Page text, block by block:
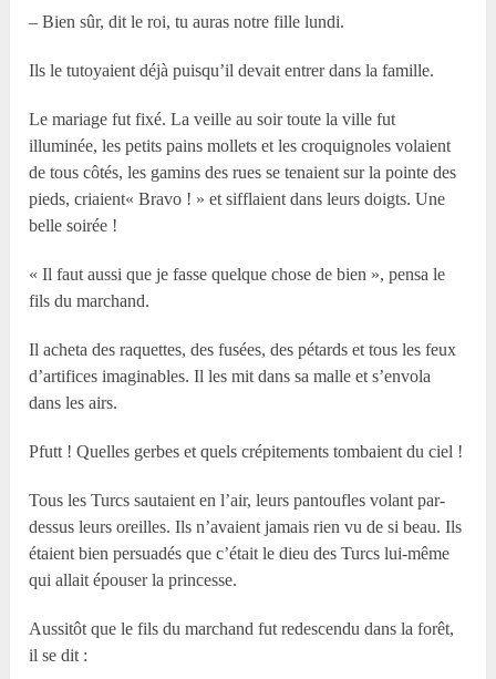
– Bien sûr, dit le roi, tu auras notre fille lundi.
Ils le tutoyaient déjà puisqu’il devait entrer dans la famille.
Le mariage fut fixé. La veille au soir toute la ville fut
illuminée, les petits pains mollets et les croquignoles volaient
de tous côtés, les gamins des rues se tenaient sur la pointe des
pieds, criaient« Bravo ! » et sifflaient dans leurs doigts. Une
belle soirée !
« Il faut aussi que je fasse quelque chose de bien », pensa le
fils du marchand.
Il acheta des raquettes, des fusées, des pétards et tous les feux
d’artifices imaginables. Il les mit dans sa malle et s’envola
dans les airs.
Pfutt ! Quelles gerbes et quels crépitements tombaient du ciel !
Tous les Turcs sautaient en l’air, leurs pantoufles volant par-
dessus leurs oreilles. Ils n’avaient jamais rien vu de si beau. Ils
étaient bien persuadés que c’était le dieu des Turcs lui-même
qui allait épouser la princesse.
Aussitôt que le fils du marchand fut redescendu dans la forêt,
il se dit :